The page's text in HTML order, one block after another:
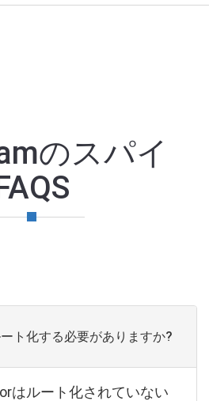
のスパイ
ト化する必要がありますか?
はルート化されていない